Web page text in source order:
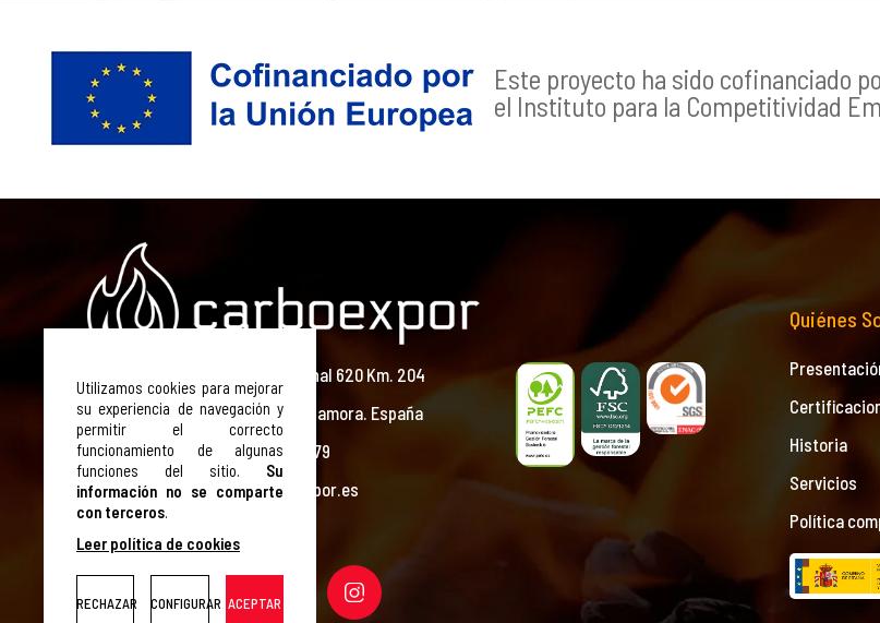
Este proyecto ha sido cofinanciado
el Instituto para la Competitividad
Carretera Nacional 620 Km. 204
49440 Cañizal. Zamora. España
T. +34 980 604 279
E. info@carboexpor.es
Quiénes
Historia
Servicios
Política
Utilizamos cookies para mejorar
su experiencia de navegación y
permitir el correcto
funcionamiento de algunas
funciones del sitio. Su
información no se comparte
con terceros.
Leer política de cookies
RECHAZAR CONFIGURAR ACEPTAR